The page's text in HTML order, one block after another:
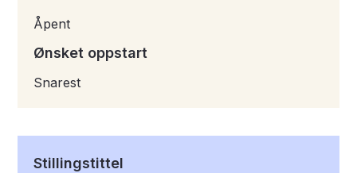
Åpent
Ønsket oppstart
Snarest
Stillingstittel